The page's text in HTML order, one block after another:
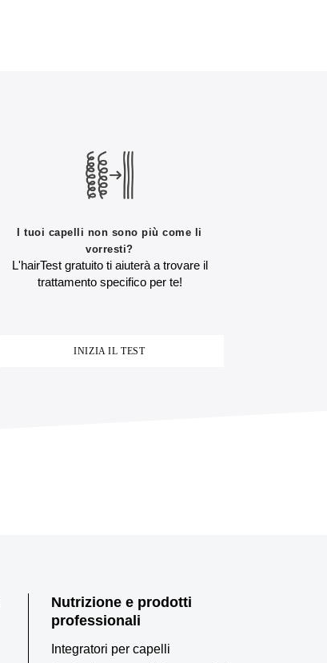
I tuoi capelli non sono più come li
vorresti?
L'hairTest gratuito ti aiuterà a trovare il
trattamento specifico per te!
INIZIA IL TEST
Nutrizione e prodotti
professionali
Integratori per capelli